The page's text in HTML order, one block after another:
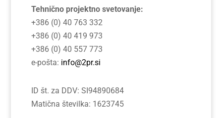
Tehnično projektno svetovanje:
+386 (0) 40 763 332
+386 (0) 40 419 973
+386 (0) 40 557 773
e-pošta: info@2pr.si
ID št. za DDV: SI94890684
Matična številka: 1623745